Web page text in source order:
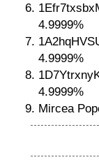
4.9999%
4.9999%
4.9999%
Mircea